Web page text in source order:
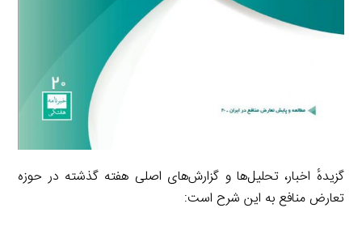
گزیدهٔ اخبار، تحلیل‌ها و گزارش‌های اصلی هفته گذشته در حوزه
تعارض منافع به این شرح است: